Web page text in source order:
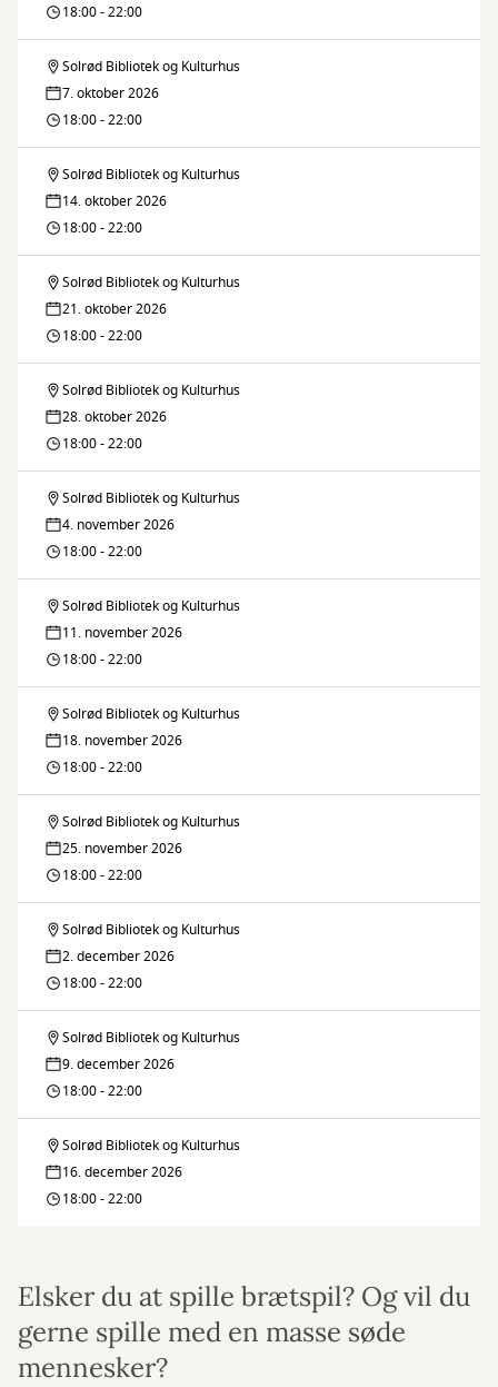
18:00 - 22:00
Brætspilscafe
Solrød Bibliotek og Kulturhus
7. oktober 2026
18:00 - 22:00
Brætspilscafe
Solrød Bibliotek og Kulturhus
14. oktober 2026
18:00 - 22:00
Brætspilscafe
Solrød Bibliotek og Kulturhus
21. oktober 2026
18:00 - 22:00
Brætspilscafe
Solrød Bibliotek og Kulturhus
28. oktober 2026
18:00 - 22:00
Brætspilscafe
Solrød Bibliotek og Kulturhus
4. november 2026
18:00 - 22:00
Brætspilscafe
Solrød Bibliotek og Kulturhus
11. november 2026
18:00 - 22:00
Brætspilscafe
Solrød Bibliotek og Kulturhus
18. november 2026
18:00 - 22:00
Brætspilscafe
Solrød Bibliotek og Kulturhus
25. november 2026
18:00 - 22:00
Brætspilscafe
Solrød Bibliotek og Kulturhus
2. december 2026
18:00 - 22:00
Brætspilscafe
Solrød Bibliotek og Kulturhus
9. december 2026
18:00 - 22:00
Brætspilscafe
Solrød Bibliotek og Kulturhus
16. december 2026
18:00 - 22:00
Elsker du at spille brætspil? Og vil du
gerne spille med en masse søde
mennesker?